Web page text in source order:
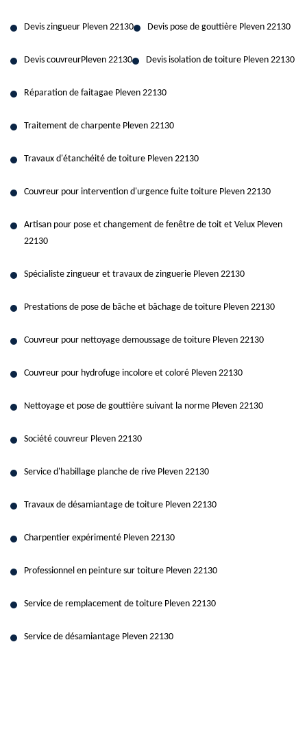
Devis zingueur Pleven 22130 Devis pose de gouttière Pleven 22130
Devis couvreurPleven 22130 Devis isolation de toiture Pleven 22130
Réparation de faitagae Pleven 22130
Traitement de charpente Pleven 22130
Travaux d'étanchéité de toiture Pleven 22130
Couvreur pour intervention d'urgence fuite toiture Pleven 22130
Artisan pour pose et changement de fenêtre de toit et Velux Pleven
22130
Spécialiste zingueur et travaux de zinguerie Pleven 22130
Prestations de pose de bâche et bâchage de toiture Pleven 22130
Couvreur pour nettoyage demoussage de toiture Pleven 22130
Couvreur pour hydrofuge incolore et coloré Pleven 22130
Nettoyage et pose de gouttière suivant la norme Pleven 22130
Société couvreur Pleven 22130
Service d'habillage planche de rive Pleven 22130
Travaux de désamiantage de toiture Pleven 22130
Charpentier expérimenté Pleven 22130
Professionnel en peinture sur toiture Pleven 22130
Service de remplacement de toiture Pleven 22130
Service de désamiantage Pleven 22130